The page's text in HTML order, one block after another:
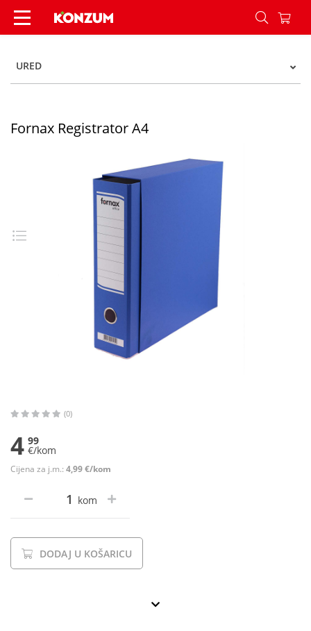
Fornax Registrator A4 - Konzum
URED
Fornax Registrator A4
(0)
4 99
€/kom
Cijena za j.m.: 4,99 €/kom
kom
DODAJ U KOŠARICU